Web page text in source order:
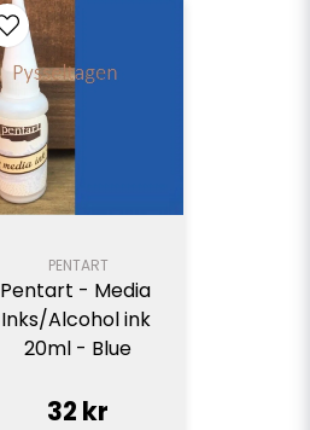
PENTART
Pentart - Media
Inks/Alcohol ink
20ml - Blue
32 kr